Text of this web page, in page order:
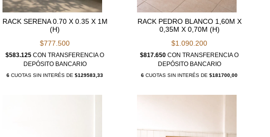
RACK SERENA 0.70 X 0.35 X 1M
(H)
$777.500
$583.125CON TRANSFERENCIA O
DEPÓSITO BANCARIO
6 CUOTAS SIN INTERÉS DE$129583,33
RACK PEDRO BLANCO 1,60M X
0,35M X 0,70M (H)
$1.090.200
$817.650CON TRANSFERENCIA O
DEPÓSITO BANCARIO
6 CUOTAS SIN INTERÉS DE$181700,00